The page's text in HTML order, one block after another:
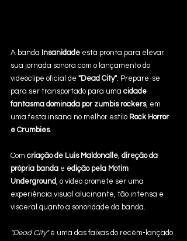
A banda Insanidade está pronta para elevar
sua jornada sonora com o lançamento do
videoclipe oficial de "Dead City". Prepare-se
para ser transportado para uma cidade
fantasma dominada por zumbis rockers, em
uma festa insana no melhor estilo Rock Horror
e Crumbies.
Com criação de Luis Maldonalle, direção da
própria banda e edição pela Motim
Underground, o vídeo promete ser uma
experiência visual alucinante, tão intensa e
visceral quanto a sonoridade da banda.
"Dead City" é uma das faixas do recém-lançado